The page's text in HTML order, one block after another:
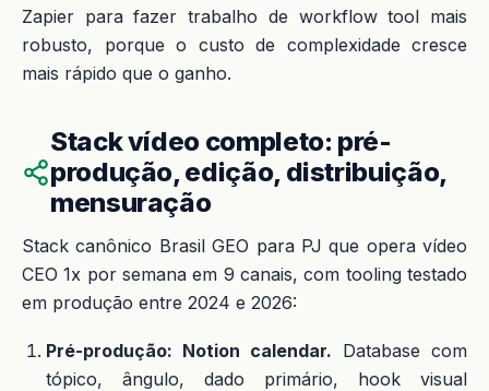
Zapier para fazer trabalho de workflow tool mais
robusto, porque o custo de complexidade cresce
mais rápido que o ganho.
Stack vídeo completo: pré-
produção, edição, distribuição,
mensuração
Stack canônico Brasil GEO para PJ que opera vídeo
CEO 1x por semana em 9 canais, com tooling testado
em produção entre 2024 e 2026:
Pré-produção: Notion calendar. Database com
tópico, ângulo, dado primário, hook visual